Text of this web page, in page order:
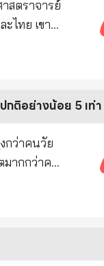
าสมุดบัญชี
ที่สิ้นสุด
กัน ดัง
นกลุ่ม
นจะทำให้
อันตราย
จะทำให้
กติอย่างน้อย 5 เท่า
กว่าคนวัย
มากกว่าคน